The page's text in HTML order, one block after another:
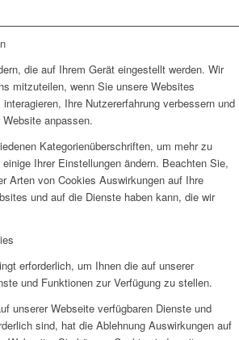
die auf Ihrem Gerät eingestellt werden. Wir
mitzuteilen, wenn Sie unsere Websites
Ihre Nutzererfahrung verbessern und
anpassen.
Kategorienüberschriften, um mehr zu
Ihrer Einstellungen ändern. Beachten Sie,
Arten von Cookies Auswirkungen auf Ihre
und auf die Dienste haben kann, die wir
erforderlich, um Ihnen die auf unserer
und Funktionen zur Verfügung zu stellen.
unserer Webseite verfügbaren Dienste und
sind, hat die Ablehnung Auswirkungen auf